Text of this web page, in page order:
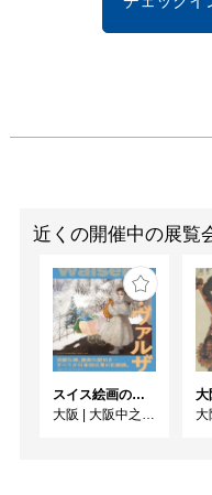
※事前予約なしでもご入
https://reserva.be/ichionc
近くの開催中の展覧
スイス絵画の異才 カール‧ヴァルザー
大阪 | 大阪中之島美術館
大